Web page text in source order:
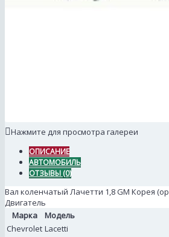
Нажмите для просмотра галереи
ОПИСАНИЕ
АВТОМОБИЛЬ
ОТЗЫВЫ (0)
Вал коленчатый Лачетти 1,8 GM Корея
Двигатель
Марка
Модель
Chevrolet Lacetti